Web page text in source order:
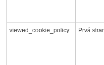
viewed_cookie_policy Prvá